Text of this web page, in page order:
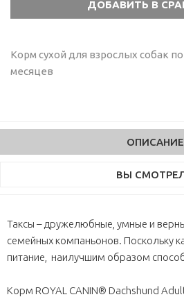
Корм сухой для взрослых собак
месяцев
ОПИСАНИЕ
ВЫ
Таксы – дружелюбные, умные и
семейных компаньонов. Поскольку
питание, наилучшим образом
Корм ROYAL CANIN® Dachshund